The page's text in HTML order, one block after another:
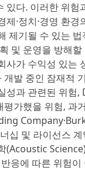
있다. 이러한 위
·정치·경영 환
제기될 수 있는
및 운영을 방해
사가 수익성 있는
발 중인 잠재적
성과 관련된 위험
가했을 위험, 과
및 라이선스 계
(Acoustic
응에 따른 위험